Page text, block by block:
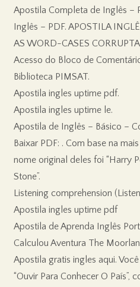
Apostila Completa de Inglês –
Inglês – PDF. APOSTILA
AS WORD-CASES
Acesso do Bloco de
Biblioteca PIMSAT.
Apostila ingles uptime pdf.
Apostila ingles uptime le.
Apostila de Inglês – Básico –
Baixar PDF: . Com base na
nome original deles foi “Harry
Stone”.
Listening comprehension
Apostila ingles uptime pdf
Apostila de Aprenda Inglês
Calculou Aventura The
Apostila gratis ingles aqui.
“Ouvir Para Conhecer O País”,